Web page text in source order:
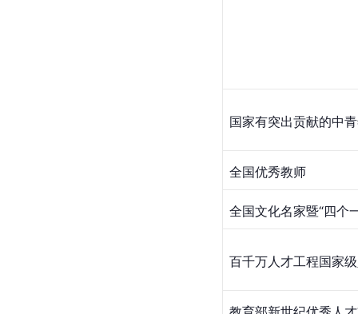
国家有突出贡献的中
全国优秀教师
全国文化名家暨“四个
百千万人才工程国家